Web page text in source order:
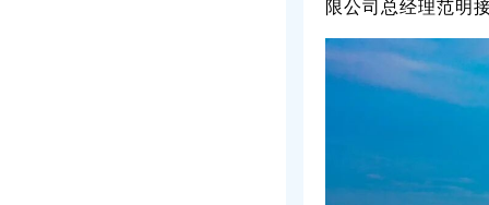
限公司总经理范明